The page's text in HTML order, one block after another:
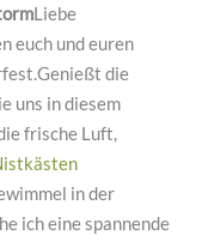
Liebe
euch und euren
die
uns in diesem
frische Luft,
in der
ich eine spannende